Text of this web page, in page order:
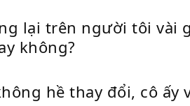
lại trên người tôi vài
không?
hề thay đổi, cô